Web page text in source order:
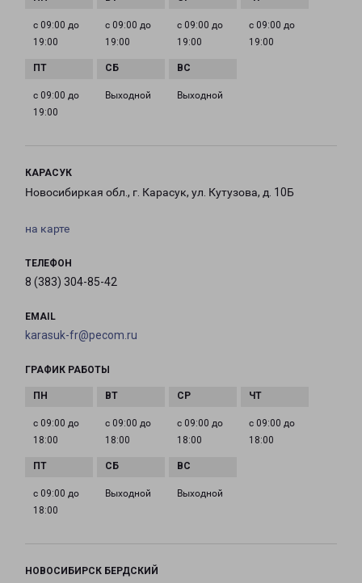
с 09:00 до
19:00
с 09:00 до
19:00
с 09:00 до
19:00
с 09:00 до
19:00
с 09:00 до
19:00
Выходной Выходной
КАРАСУК
Новосибиркая обл., г. Карасук, ул. Кутузова, д. 10Б
на карте
ТЕЛЕФОН
8 (383) 304-85-42
EMAIL
karasuk-fr@pecom.ru
ГРАФИК РАБОТЫ
с 09:00 до
18:00
с 09:00 до
18:00
с 09:00 до
18:00
с 09:00 до
18:00
с 09:00 до
18:00
Выходной Выходной
НОВОСИБИРСК БЕРДСКИЙ